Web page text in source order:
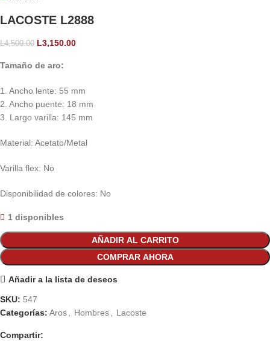
LACOSTE L2888
L4,500.00 L3,150.00
Tamaño de aro:
1. Ancho lente: 55 mm
2. Ancho puente: 18 mm
3. Largo varilla: 145 mm
Material: Acetato/Metal
Varilla flex: No
Disponibilidad de colores: No
1 disponibles
AÑADIR AL CARRITO
COMPRAR AHORA
Añadir a la lista de deseos
SKU: 547
Categorías: Aros Hombres Lacoste
Compartir: